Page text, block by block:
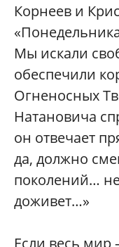
Корнеев и
Мы искали
обеспечили
Огненосных
Натановича
он отвечает
да, должно
поколений…
доживет…»
Если весь